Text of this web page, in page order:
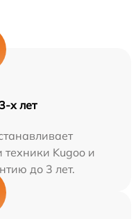
х лет
Kugoo и
до 3 лет.